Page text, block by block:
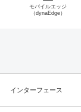
モバイルエッジ
（dynaEdge）
インターフェース